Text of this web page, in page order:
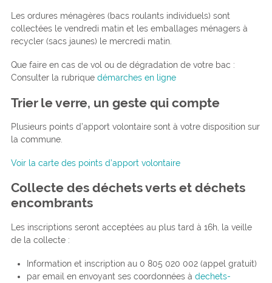
Les ordures ménagères (bacs roulants individuels) sont
collectées le vendredi matin et les emballages ménagers à
recycler (sacs jaunes) le mercredi matin.
Que faire en cas de vol ou de dégradation de votre bac :
Consulter la rubrique démarches en ligne
Trier le verre, un geste qui compte
Plusieurs points d’apport volontaire sont à votre disposition sur
la commune.
Voir la carte des points d’apport volontaire
Collecte des déchets verts et déchets
encombrants
Les inscriptions seront acceptées au plus tard à 16h, la veille
de la collecte :
Information et inscription au 0 805 020 002 (appel gratuit)
par email en envoyant ses coordonnées à dechets-